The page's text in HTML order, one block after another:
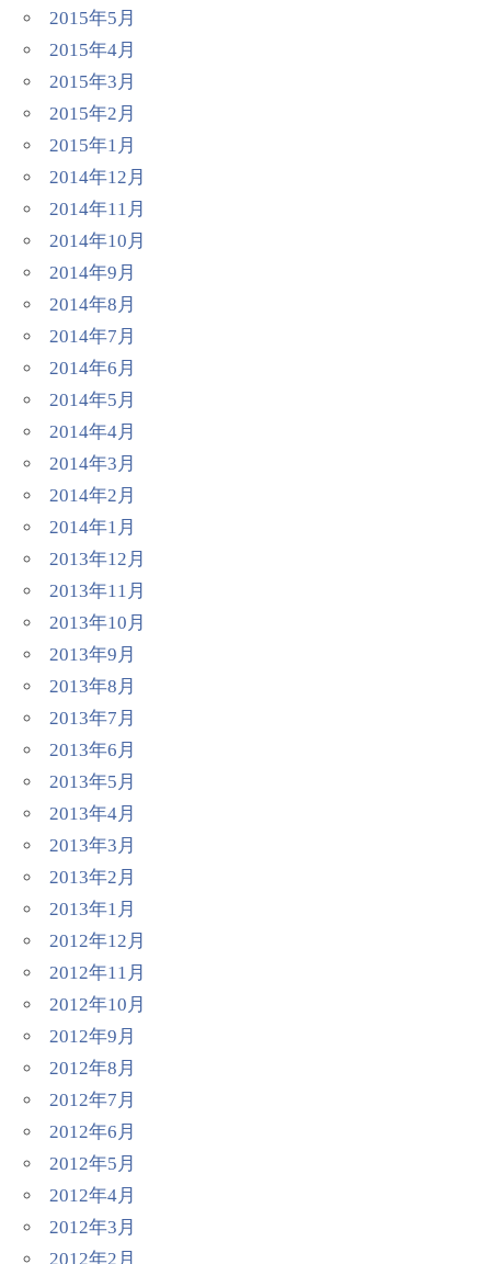
2015年5月
2015年4月
2015年3月
2015年2月
2015年1月
2014年12月
2014年11月
2014年10月
2014年9月
2014年8月
2014年7月
2014年6月
2014年5月
2014年4月
2014年3月
2014年2月
2014年1月
2013年12月
2013年11月
2013年10月
2013年9月
2013年8月
2013年7月
2013年6月
2013年5月
2013年4月
2013年3月
2013年2月
2013年1月
2012年12月
2012年11月
2012年10月
2012年9月
2012年8月
2012年7月
2012年6月
2012年5月
2012年4月
2012年3月
2012年2月